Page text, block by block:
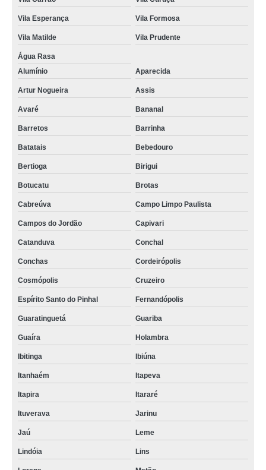
Vila Esperança Vila Formosa
Vila Matilde Vila Prudente
Água Rasa
Alumínio
Aparecida
Artur Nogueira Assis
Avaré Bananal
Barretos Barrinha
Batatais Bebedouro
Bertioga Birigui
Botucatu Brotas
Cabreúva Campo Limpo Paulista
Campos do Jordão Capivari
Catanduva Conchal
Conchas Cordeirópolis
Cosmópolis Cruzeiro
Espírito Santo do Pinhal Fernandópolis
Guaratinguetá Guariba
Guaíra Holambra
Ibitinga Ibiúna
Itanhaém Itapeva
Itapira Itararé
Ituverava Jarinu
Jaú Leme
Lindóia Lins